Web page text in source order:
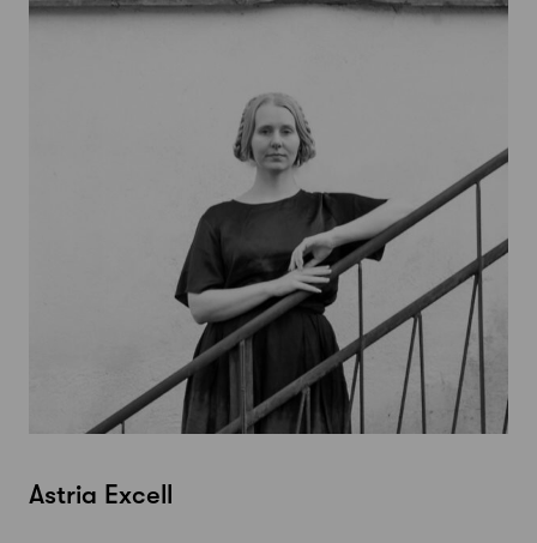
Astria Excell